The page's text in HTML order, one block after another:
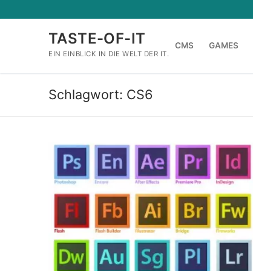
Inhalt
TASTE-OF-IT
EIN EINBLICK IN DIE WELT DER IT.
CMS GAMES
Schlagwort: CS6